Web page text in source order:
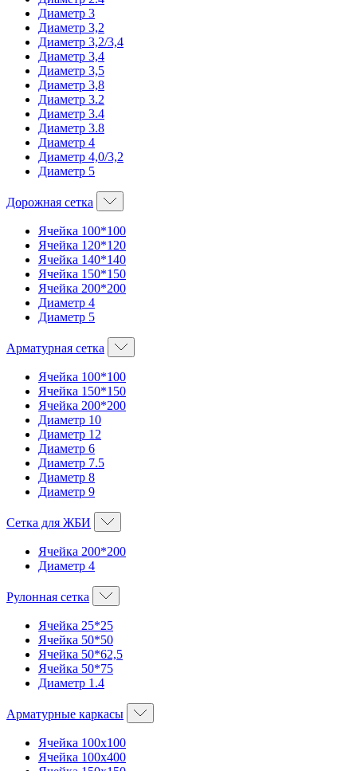
Диаметр 3
Диаметр 3,2
Диаметр 3,2/3,4
Диаметр 3,4
Диаметр 3,5
Диаметр 3,8
Диаметр 3.2
Диаметр 3.4
Диаметр 3.8
Диаметр 4
Диаметр 4,0/3,2
Диаметр 5
Дорожная сетка
Ячейка 100*100
Ячейка 120*120
Ячейка 140*140
Ячейка 150*150
Ячейка 200*200
Диаметр 4
Диаметр 5
Арматурная сетка
Ячейка 100*100
Ячейка 150*150
Ячейка 200*200
Диаметр 10
Диаметр 12
Диаметр 6
Диаметр 7.5
Диаметр 8
Диаметр 9
Сетка для ЖБИ
Ячейка 200*200
Диаметр 4
Рулонная сетка
Ячейка 25*25
Ячейка 50*50
Ячейка 50*62,5
Ячейка 50*75
Диаметр 1.4
Арматурные каркасы
Ячейка 100х100
Ячейка 100х400